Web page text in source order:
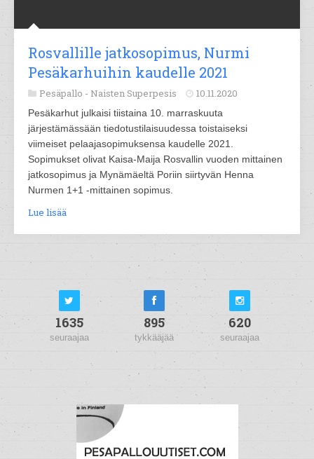
Rosvallille jatkosopimus, Nurmi
Pesäkarhuihin kaudelle 2021
Pesäpallo - Naisten Superpesis 10.11.2020
Pesäkarhut julkaisi tiistaina 10. marraskuuta
järjestämässään tiedotustilaisuudessa toistaiseksi
viimeiset pelaajasopimuksensa kaudelle 2021.
Sopimukset olivat Kaisa-Maija Rosvallin vuoden mittainen
jatkosopimus ja Mynämäeltä Poriin siirtyvän Henna
Nurmen 1+1 -mittainen sopimus.
Lue lisää
1635
seuraajaa
895
tykkääjää
620
seuraajaa